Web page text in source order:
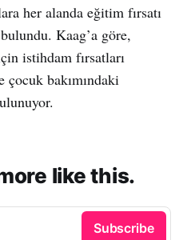
her alanda eğitim fırsatı
Kaag’a göre,
istihdam fırsatları
bakımındaki
like this.
Subscribe